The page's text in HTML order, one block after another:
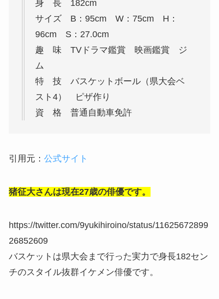
身 長 182cm
サイズ B：95cm W：75cm H：
96cm S：27.0cm
趣 味 TVドラマ鑑賞 映画鑑賞 ジ
ム
特 技 バスケットボール（県大会ベ
スト4） ピザ作り
資 格 普通自動車免許
引用元： 公式サイト
猪征大さんは現在27歳の俳優です。
https://twitter.com/9yukihiroino/status/11625672899
26852609
バスケットは県大会まで行った実力で身長182セン
チのスタイル抜群イケメン俳優です。